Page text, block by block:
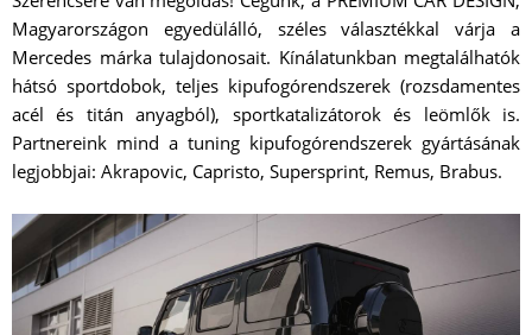
Magyarországon egyedülálló, széles választékkal várja a
Mercedes márka tulajdonosait. Kínálatunkban megtalálhatók
hátsó sportdobok, teljes kipufogórendszerek (rozsdamentes
acél és titán anyagból), sportkatalizátorok és leömlők is.
Partnereink mind a tuning kipufogórendszerek gyártásának
legjobbjai: Akrapovic, Capristo, Supersprint, Remus, Brabus.